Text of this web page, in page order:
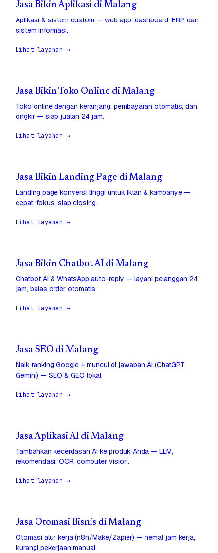
Jasa Bikin Aplikasi di Malang
Aplikasi & sistem custom — web app, dashboard, ERP, dan
sistem informasi.
Lihat layanan →
Jasa Bikin Toko Online di Malang
Toko online dengan keranjang, pembayaran otomatis, dan
ongkir — siap jualan 24 jam.
Lihat layanan →
Jasa Bikin Landing Page di Malang
Landing page konversi tinggi untuk iklan & kampanye —
cepat, fokus, siap closing.
Lihat layanan →
Jasa Bikin Chatbot AI di Malang
Chatbot AI & WhatsApp auto-reply — layani pelanggan 24
jam, balas order otomatis.
Lihat layanan →
Jasa SEO di Malang
Naik ranking Google + muncul di jawaban AI (ChatGPT,
Gemini) — SEO & GEO lokal.
Lihat layanan →
Jasa Aplikasi AI di Malang
Tambahkan kecerdasan AI ke produk Anda — LLM,
rekomendasi, OCR, computer vision.
Lihat layanan →
Jasa Otomasi Bisnis di Malang
Otomasi alur kerja (n8n/Make/Zapier) — hemat jam kerja,
kurangi pekerjaan manual.